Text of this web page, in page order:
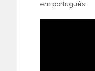
em português: